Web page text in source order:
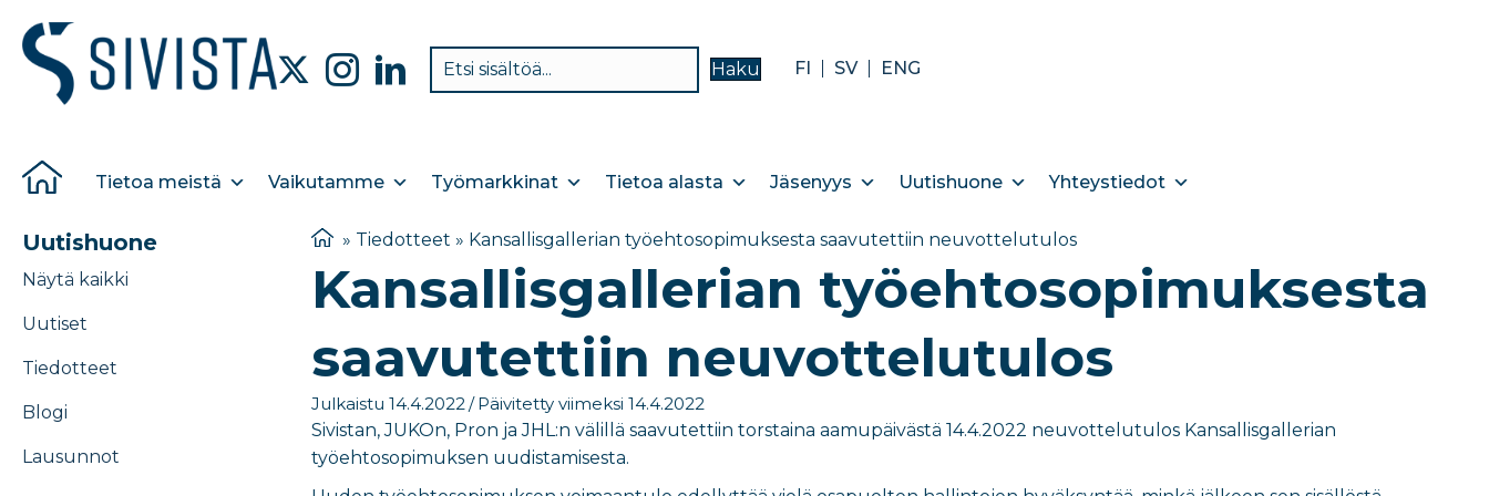
Haku FI SV ENG
Tietoa meistä Vaikutamme Työmarkkinat Tietoa alasta Jäsenyys Uutishuone Yhteystiedot
Uutishuone
Näytä kaikki
Uutiset
Tiedotteet
Blogi
Lausunnot
» Tiedotteet » Kansallisgallerian työehtosopimuksesta saavutettiin neuvottelutulos
Kansallisgallerian työehtosopimuksesta
saavutettiin neuvottelutulos
Julkaistu 14.4.2022/ Päivitetty viimeksi 14.4.2022
Sivistan, JUKOn, Pron ja JHL:n välillä saavutettiin torstaina aamupäivästä 14.4.2022 neuvottelutulos Kansallisgallerian
työehtosopimuksen uudistamisesta.